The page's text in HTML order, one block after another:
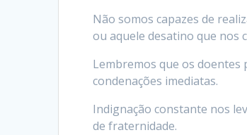
Não somos capazes de
ou aquele desatino que nos
Lembremos que os doentes
condenações imediatas.
Indignação constante nos
de fraternidade.